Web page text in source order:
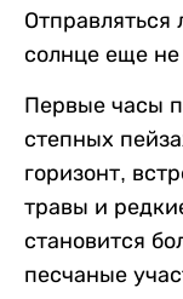
Отправляться
солнце еще не
Первые часы
степных
горизонт,
травы и
становится
песчаные